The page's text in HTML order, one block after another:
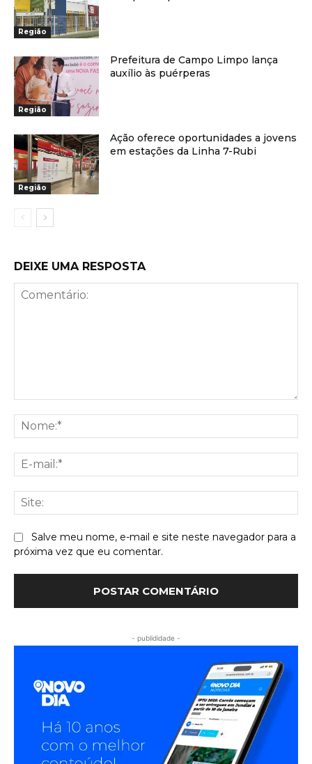
Região
Região
Prefeitura de Campo Limpo lança
auxílio às puérperas
Região
Ação oferece oportunidades a jovens
em estações da Linha 7-Rubi
DEIXE UMA RESPOSTA
Salve meu nome, e-mail e site neste navegador para a
próxima vez que eu comentar.
- publididade -